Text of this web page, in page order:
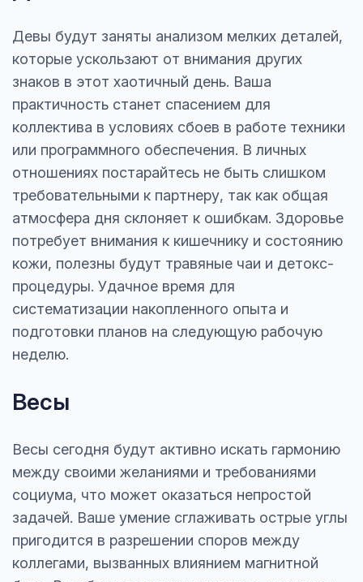
Девы будут заняты анализом мелких деталей,
которые ускользают от внимания других
знаков в этот хаотичный день. Ваша
практичность станет спасением для
коллектива в условиях сбоев в работе техники
или программного обеспечения. В личных
отношениях постарайтесь не быть слишком
требовательными к партнеру, так как общая
атмосфера дня склоняет к ошибкам. Здоровье
потребует внимания к кишечнику и состоянию
кожи, полезны будут травяные чаи и детокс-
процедуры. Удачное время для
систематизации накопленного опыта и
подготовки планов на следующую рабочую
неделю.
Весы
Весы сегодня будут активно искать гармонию
между своими желаниями и требованиями
социума, что может оказаться непростой
задачей. Ваше умение сглаживать острые углы
пригодится в разрешении споров между
коллегами, вызванных влиянием магнитной